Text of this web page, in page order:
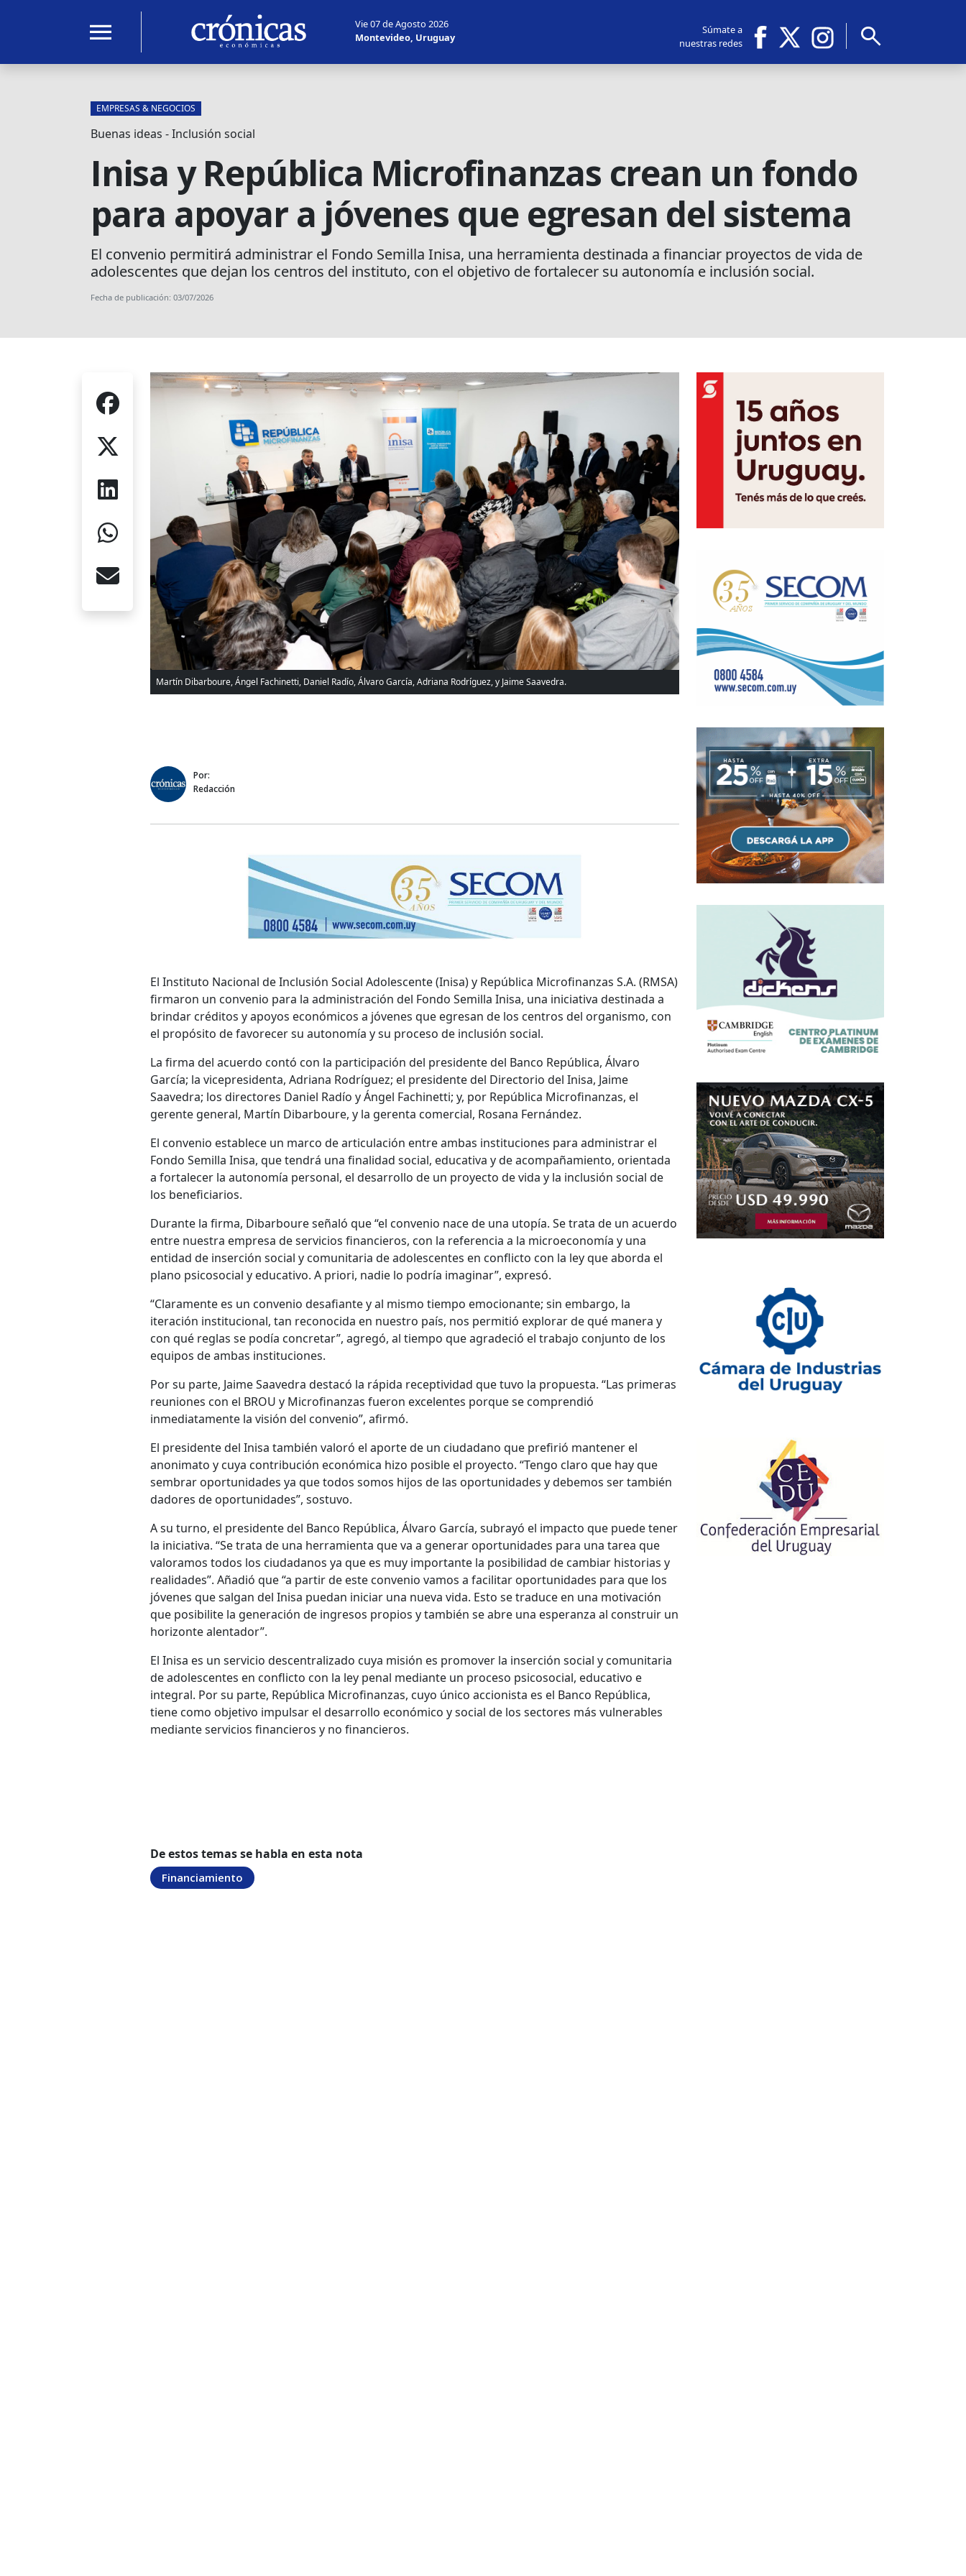
menu
Vie 07 de Agosto 2026
Montevideo, Uruguay
Súmate a
nuestras redes
search
EMPRESAS & NEGOCIOS
Buenas ideas - Inclusión social
Inisa y República Microfinanzas crean un fondo
para apoyar a jóvenes que egresan del sistema
El convenio permitirá administrar el Fondo Semilla Inisa, una herramienta destinada a financiar proyectos de vida de
adolescentes que dejan los centros del instituto, con el objetivo de fortalecer su autonomía e inclusión social.
Fecha de publicación: 03/07/2026
Martín Dibarboure, Ángel Fachinetti, Daniel Radío, Álvaro García, Adriana Rodríguez, y Jaime Saavedra.
Por:
Redacción
El Instituto Nacional de Inclusión Social Adolescente (Inisa) y República Microfinanzas S.A. (RMSA)
firmaron un convenio para la administración del Fondo Semilla Inisa, una iniciativa destinada a
brindar créditos y apoyos económicos a jóvenes que egresan de los centros del organismo, con
el propósito de favorecer su autonomía y su proceso de inclusión social.
La firma del acuerdo contó con la participación del presidente del Banco República, Álvaro
García; la vicepresidenta, Adriana Rodríguez; el presidente del Directorio del Inisa, Jaime
Saavedra; los directores Daniel Radío y Ángel Fachinetti; y, por República Microfinanzas, el
gerente general, Martín Dibarboure, y la gerenta comercial, Rosana Fernández.
El convenio establece un marco de articulación entre ambas instituciones para administrar el
Fondo Semilla Inisa, que tendrá una finalidad social, educativa y de acompañamiento, orientada
a fortalecer la autonomía personal, el desarrollo de un proyecto de vida y la inclusión social de
los beneficiarios.
Durante la firma, Dibarboure señaló que “el convenio nace de una utopía. Se trata de un acuerdo
entre nuestra empresa de servicios financieros, con la referencia a la microeconomía y una
entidad de inserción social y comunitaria de adolescentes en conflicto con la ley que aborda el
plano psicosocial y educativo. A priori, nadie lo podría imaginar”, expresó.
“Claramente es un convenio desafiante y al mismo tiempo emocionante; sin embargo, la
iteración institucional, tan reconocida en nuestro país, nos permitió explorar de qué manera y
con qué reglas se podía concretar”, agregó, al tiempo que agradeció el trabajo conjunto de los
equipos de ambas instituciones.
Por su parte, Jaime Saavedra destacó la rápida receptividad que tuvo la propuesta. “Las primeras
reuniones con el BROU y Microfinanzas fueron excelentes porque se comprendió
inmediatamente la visión del convenio”, afirmó.
El presidente del Inisa también valoró el aporte de un ciudadano que prefirió mantener el
anonimato y cuya contribución económica hizo posible el proyecto. “Tengo claro que hay que
sembrar oportunidades ya que todos somos hijos de las oportunidades y debemos ser también
dadores de oportunidades”, sostuvo.
A su turno, el presidente del Banco República, Álvaro García, subrayó el impacto que puede tener
la iniciativa. “Se trata de una herramienta que va a generar oportunidades para una tarea que
valoramos todos los ciudadanos ya que es muy importante la posibilidad de cambiar historias y
realidades”. Añadió que “a partir de este convenio vamos a facilitar oportunidades para que los
jóvenes que salgan del Inisa puedan iniciar una nueva vida. Esto se traduce en una motivación
que posibilite la generación de ingresos propios y también se abre una esperanza al construir un
horizonte alentador”.
El Inisa es un servicio descentralizado cuya misión es promover la inserción social y comunitaria
de adolescentes en conflicto con la ley penal mediante un proceso psicosocial, educativo e
integral. Por su parte, República Microfinanzas, cuyo único accionista es el Banco República,
tiene como objetivo impulsar el desarrollo económico y social de los sectores más vulnerables
mediante servicios financieros y no financieros.
De estos temas se habla en esta nota
Financiamiento